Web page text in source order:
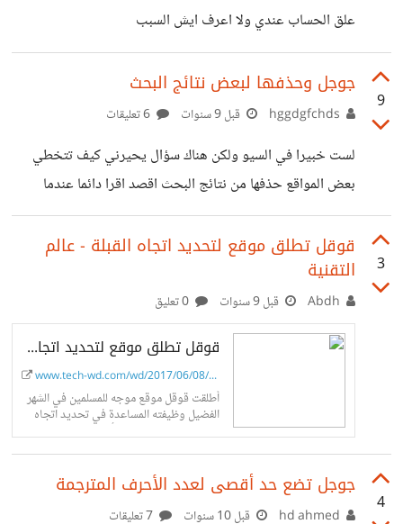
علق الحساب عندي ولا اعرف ايش السبب
9
جوجل وحذفها لبعض نتائج البحث
قبل 9 سنوات
لست خبيرا في السيو ولكن هناك سؤال يحيرني كيف تتخطي
بعض المواقع حذفها من نتائج البحث اقصد اقرا دائما عندما
ابحث عن فلم و او حلقه من مسلسل ما في اخر الصفحه الاولي
ان جوجل حذفت نتيجه بحث لتخطيها ملكيه الفلم او المسلسل
لكن هناك الاف النتائج التي توصلني لما اريد اذن لماذا لم تحذف
كل النتائج بدعوه حقوق الملكيه ونفس الامر في متجر
التطبيقات هناك تطبيقات للتحميل تقوم بعرض افلام مقرصنه
لماذا لم تزال مثلا وايضا سوق ابل فمثلا
3
قوقل تطلق موقع لتحديد اتجاه القبلة - عالم
التقنية
قبل 9 سنوات
قوقل تطلق موقع لتحديد اتجاه القبلة - عالم التقنية
www.tech-wd.com/wd/2017/06/08/%D...
أطلقت قوقل موقع موجه للمسلمين في الشهر
الفضيل وظيفته المساعدة في تحديد اتجاه
القبلة. يعمل الموقع على أجهزة الكمبيوتر
الجغرافي والكاميرا ومنه يرسم خط مستقيم
إلى موقع الكعبة... 4
جوجل تضع حد أقصى لعدد الأحرف المترجمة
قبل 10 سنوات